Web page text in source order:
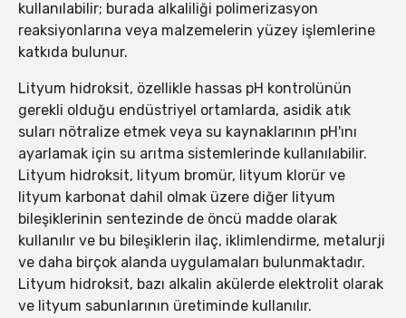
kullanılabilir; burada alkaliliği polimerizasyon
reaksiyonlarına veya malzemelerin yüzey işlemlerine
katkıda bulunur.
Lityum hidroksit, özellikle hassas pH kontrolünün
gerekli olduğu endüstriyel ortamlarda, asidik atık
suları nötralize etmek veya su kaynaklarının pH'ını
ayarlamak için su arıtma sistemlerinde kullanılabilir.
Lityum hidroksit, lityum bromür, lityum klorür ve
lityum karbonat dahil olmak üzere diğer lityum
bileşiklerinin sentezinde de öncü madde olarak
kullanılır ve bu bileşiklerin ilaç, iklimlendirme, metalurji
ve daha birçok alanda uygulamaları bulunmaktadır.
Lityum hidroksit, bazı alkalin akülerde elektrolit olarak
ve lityum sabunlarının üretiminde kullanılır.